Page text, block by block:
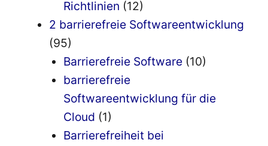
Richtlinien (12)
2 barrierefreie Softwareentwicklung
(95)
Barrierefreie Software (10)
barrierefreie
Softwareentwicklung für die
Cloud (1)
Barrierefreiheit bei